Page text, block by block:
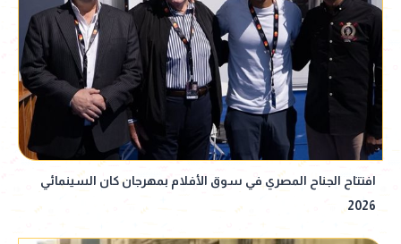
افتتاح الجناح المصري في سوق الأفلام بمهرجان كان السينمائي
2026